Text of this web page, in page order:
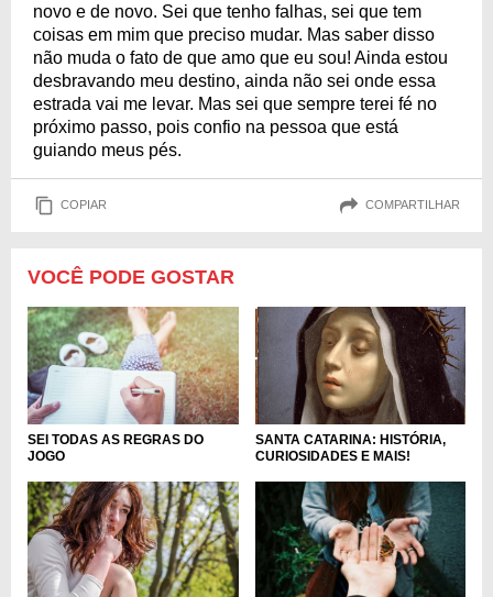
novo e de novo. Sei que tenho falhas, sei que tem
coisas em mim que preciso mudar. Mas saber disso
não muda o fato de que amo que eu sou! Ainda estou
desbravando meu destino, ainda não sei onde essa
estrada vai me levar. Mas sei que sempre terei fé no
próximo passo, pois confio na pessoa que está
guiando meus pés.
COPIAR COMPARTILHAR
VOCÊ PODE GOSTAR
SEI TODAS AS REGRAS DO
JOGO
SANTA CATARINA: HISTÓRIA,
CURIOSIDADES E MAIS!